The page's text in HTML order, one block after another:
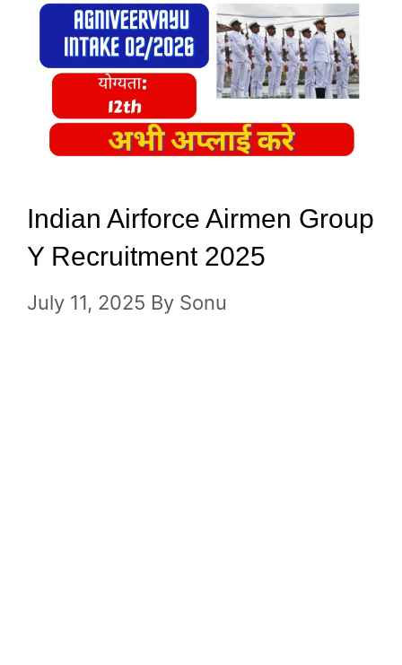
Indian Airforce Airmen Group
Y Recruitment 2025
July 11, 2025 By Sonu